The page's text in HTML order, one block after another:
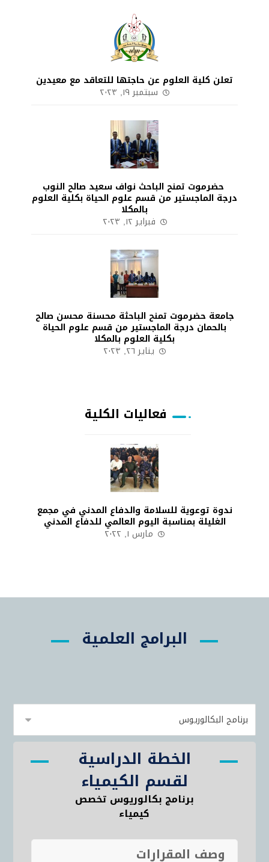
تعلن كلية العلوم عن حاجتها للتعاقد مع معيدين
سبتمبر ١٩, ٢٠٢٣
حضرموت تمنح الباحث نواف سعيد صالح النوب
درجة الماجستير من قسم علوم الحياة بكلية العلوم
بالمكلا
فبراير ١٢, ٢٠٢٣
جامعة حضرموت تمنح الباحثة محسنة محسن صالح
بالحمان درجة الماجستير من قسم علوم الحياة
بكلية العلوم بالمكلا
يناير ٢٦, ٢٠٢٣
فعاليات الكلية
ندوة توعوية للسلامة والدفاع المدني في مجمع
الغليلة بمناسبة اليوم العالمي للدفاع المدني
مارس ١, ٢٠٢٢
البرامج العلمية
الخطة الدراسية
لقسم الكيمياء
برنامج بكالوريوس تخصص
كيمياء
وصف المقرارات